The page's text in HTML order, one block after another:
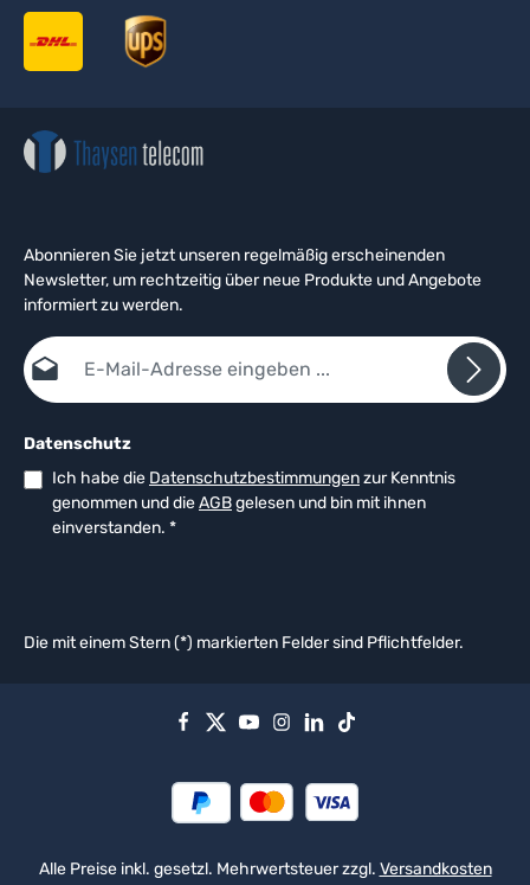
Abonnieren Sie jetzt unseren regelmäßig erscheinenden
Newsletter, um rechtzeitig über neue Produkte und Angebote
informiert zu werden.
E-Mail-Adresse*
Datenschutz
Ich habe die Datenschutzbestimmungenzur Kenntnis
genommen und dieAGBgelesen und bin mit ihnen
einverstanden. *
Die mit einem Stern (*) markierten Felder sind Pflichtfelder.
Alle Preise inkl. gesetzl. Mehrwertsteuer zzgl. Versandkosten